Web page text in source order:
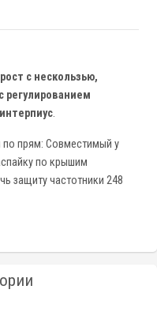
с нескользью,
.
по прям: Совместимый у
по крышим
защиту частотники 248